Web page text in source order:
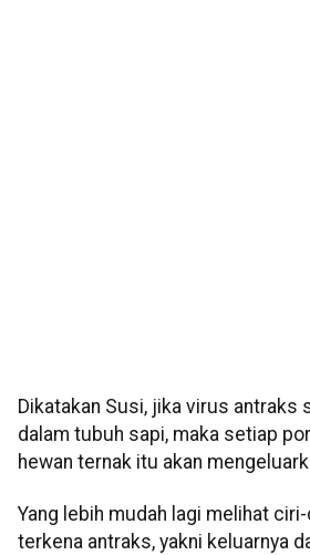
Dikatakan Susi, jika virus antraks
dalam tubuh sapi, maka setiap
hewan ternak itu akan
Yang lebih mudah lagi melihat
terkena antraks, yakni keluarnya